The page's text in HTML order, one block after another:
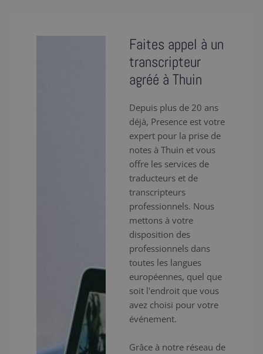
Faites appel à un
transcripteur
agréé à Thuin
Depuis plus de 20 ans
déjà, Presence est votre
expert pour la prise de
notes à Thuin et vous
offre les services de
traducteurs et de
transcripteurs
professionnels. Nous
mettons à votre
disposition des
professionnels dans
toutes les langues
européennes, quel que
soit l'endroit que vous
avez choisi pour votre
événement.
Grâce à notre réseau de